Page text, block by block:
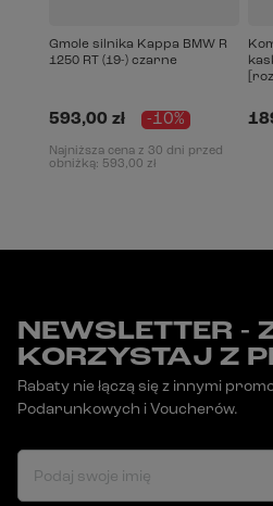
Gmole silnika Kappa BMW R
1250 RT (19-) czarne
593,00 zł -10%
Najniższa cena z 30 dni przed
obniżką: 593,00 zł
NEWSLETTER -
KORZYSTAJ Z
Rabaty nie łączą się z innymi
Podarunkowych i Voucherów.
Podaj swoje imię